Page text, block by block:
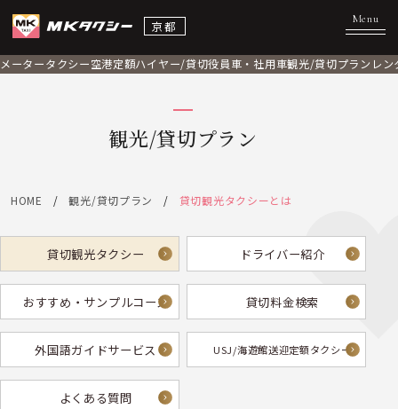
京都
メータータクシー空港定額ハイヤー/貸切役員車・社用車観光/貸切プラン レ
観光/貸切プラン
HOME 観光/貸切プラン 貸切観光タクシーとは
貸切観光タクシー ドライバー紹介
おすすめ・サンプルコース 貸切料金検索
外国語ガイドサービス USJ/海遊館送迎定額タクシー
よくある質問